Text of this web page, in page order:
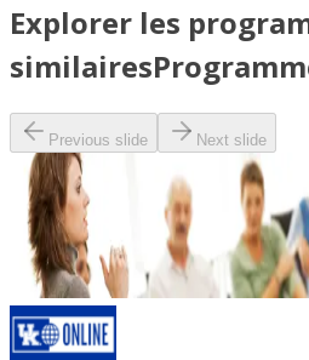
Explorer les
similaires
Previous slide Next slide